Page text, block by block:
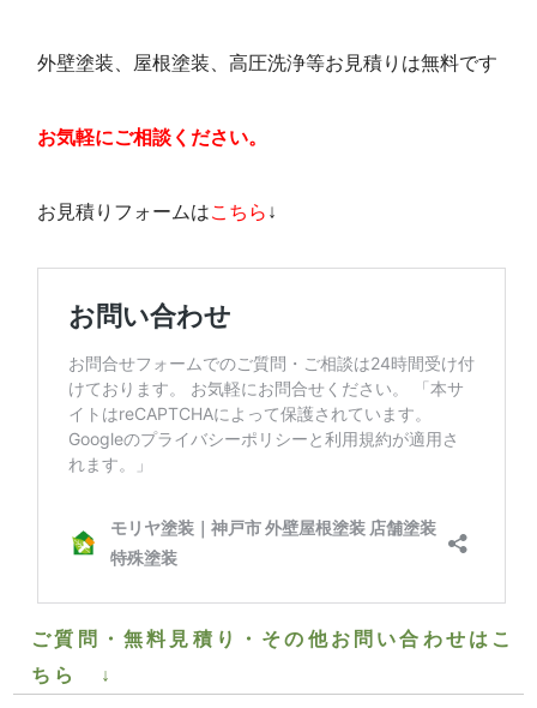
外壁塗装、屋根塗装、高圧洗浄等お見積りは無料です
お気軽にご相談ください。
お見積りフォームはこちら ↓
ご質問・無料見積り・その他お問い合わせはこ
ちら ↓